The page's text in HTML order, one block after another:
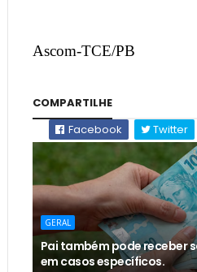
Ascom-TCE/PB
COMPARTILHE
Facebook
Twitter
GERAL
Pai também pode receber
em casos específicos.